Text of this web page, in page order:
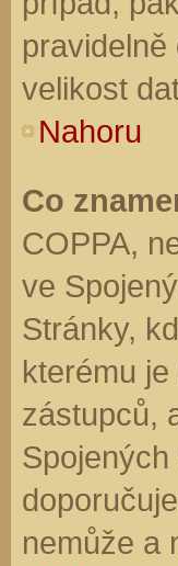
velikost
Nahoru
Co
COPPA,
ve
Stránky,
kterému
zástupců,
nemůže a